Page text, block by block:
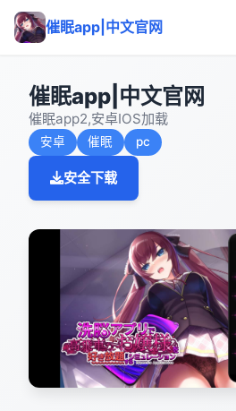
催眠app|中文官网
催眠app|中文官网
催眠app2,安卓IOS加载
安卓 催眠 pc
安全下载